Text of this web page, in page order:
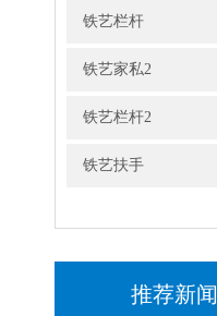
铁艺栏杆
铁艺家私2
铁艺栏杆2
铁艺扶手
推荐新闻